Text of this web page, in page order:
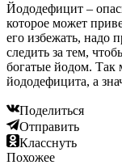
Йододефицит –
которое может
его избежать, надо
следить за тем,
богатые йодом. Так
йододефицита, а
Поделиться
Отправить
Класснуть
Похожее